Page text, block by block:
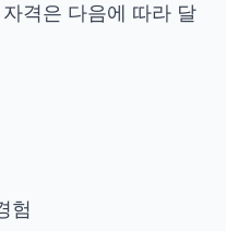
격은 다음에 따라 달
험